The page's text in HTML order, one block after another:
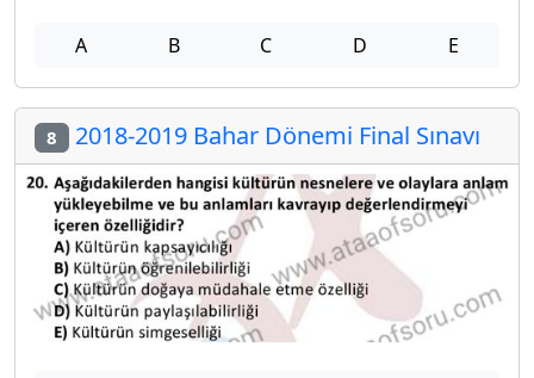
A B C D E
8 2018-2019 Bahar Dönemi Final Sınavı